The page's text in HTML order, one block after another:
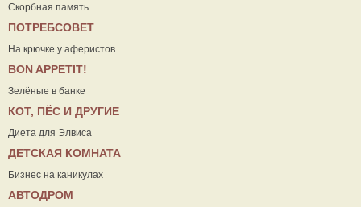
Скорбная память
ПОТРЕБСОВЕТ
На крючке у аферистов
ВON APPETIT!
Зелёные в банке
КОТ, ПЁС И ДРУГИЕ
Диета для Элвиса
ДЕТСКАЯ КОМНАТА
Бизнес на каникулах
АВТОДРОМ